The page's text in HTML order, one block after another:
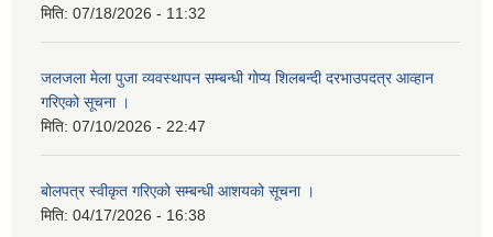
मिति: 07/18/2026 - 11:32
जलजला मेला पुजा व्यवस्थापन सम्बन्धी गोप्य शिलबन्दी दरभाउपदत्र आव्हान
गरिएको सूचना ।
मिति: 07/10/2026 - 22:47
बोलपत्र स्वीकृत गरिएको सम्बन्धी आशयको सूचना ।
मिति: 04/17/2026 - 16:38